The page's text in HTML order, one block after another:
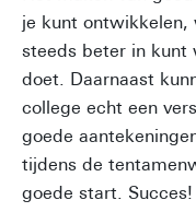
je kunt
steeds beter in kunt
doet. Daarnaast
college echt een
goede
tijdens de
goede start. Succes!